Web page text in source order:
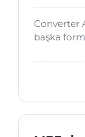
Converter
başka